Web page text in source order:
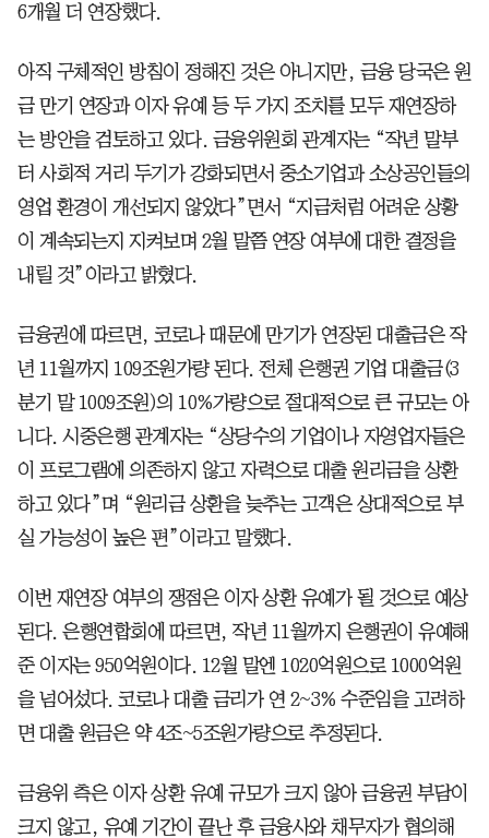
6개월 더 연장했다.
아직 구체적인 방침이 정해진 것은 아니지만, 금융 당국은 원
금 만기 연장과 이자 유예 등 두 가지 조치를 모두 재연장하
는 방안을 검토하고 있다. 금융위원회 관계자는 “작년 말부
터 사회적 거리 두기가 강화되면서 중소기업과 소상공인들의
영업 환경이 개선되지 않았다”면서 “지금처럼 어려운 상황
이 계속되는지 지켜보며 2월 말쯤 연장 여부에 대한 결정을
내릴 것”이라고 밝혔다.
금융권에 따르면, 코로나 때문에 만기가 연장된 대출금은 작
년 11월까지 109조원가량 된다. 전체 은행권 기업 대출금(3
분기 말 1009조원)의 10%가량으로 절대적으로 큰 규모는 아
니다. 시중은행 관계자는 “상당수의 기업이나 자영업자들은
이 프로그램에 의존하지 않고 자력으로 대출 원리금을 상환
하고 있다”며 “원리금 상환을 늦추는 고객은 상대적으로 부
실 가능성이 높은 편”이라고 말했다.
이번 재연장 여부의 쟁점은 이자 상환 유예가 될 것으로 예상
된다. 은행연합회에 따르면, 작년 11월까지 은행권이 유예해
준 이자는 950억원이다. 12월 말엔 1020억원으로 1000억원
을 넘어섰다. 코로나 대출 금리가 연 2~3% 수준임을 고려하
면 대출 원금은 약 4조~5조원가량으로 추정된다.
금융위 측은 이자 상환 유예 규모가 크지 않아 금융권 부담이
크지 않고, 유예 기간이 끝난 후 금융사와 채무자가 협의해